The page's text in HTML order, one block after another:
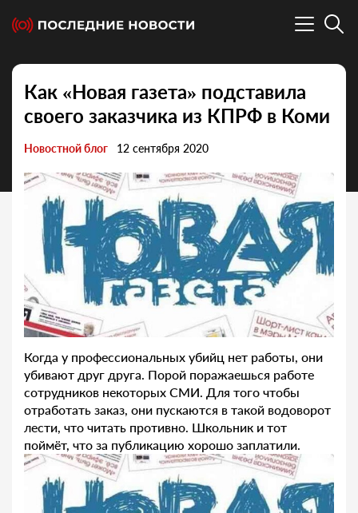
Как «Новая газета» подставила
своего заказчика из КПРФ в Коми
Новостной блог 12 сентября 2020
Когда у профессиональных убийц нет работы, они
убивают друг друга. Порой поражаешься работе
сотрудников некоторых СМИ. Для того чтобы
отработать заказ, они пускаются в такой водоворот
лести, что читать противно. Школьник и тот
поймёт, что за публикацию хорошо заплатили.